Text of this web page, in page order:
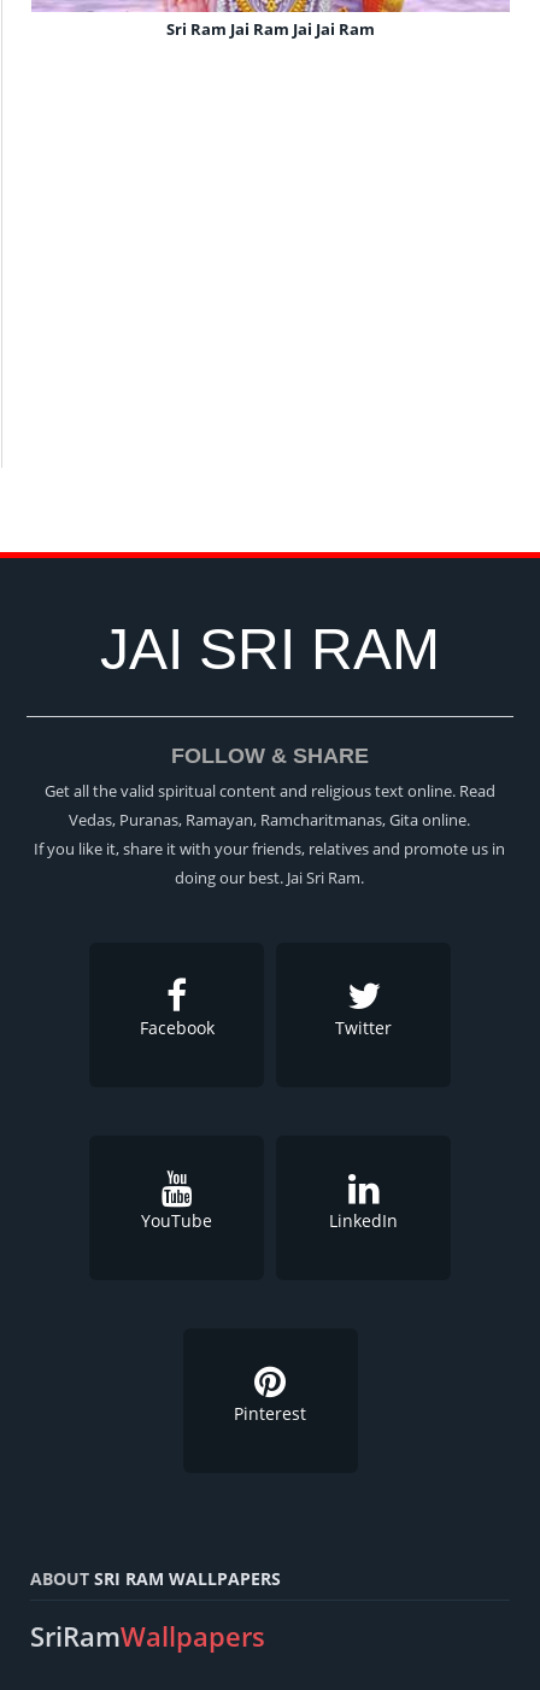
Sri Ram Jai Ram Jai Jai Ram
JAI SRI RAM
FOLLOW & SHARE
Get all the valid spiritual content and religious text online. Read
Vedas, Puranas, Ramayan, Ramcharitmanas, Gita online.
If you like it, share it with your friends, relatives and promote us in
doing our best. Jai Sri Ram.
Facebook Twitter
YouTube LinkedIn
Pinterest
ABOUT SRI RAM WALLPAPERS
SriRamWallpapers